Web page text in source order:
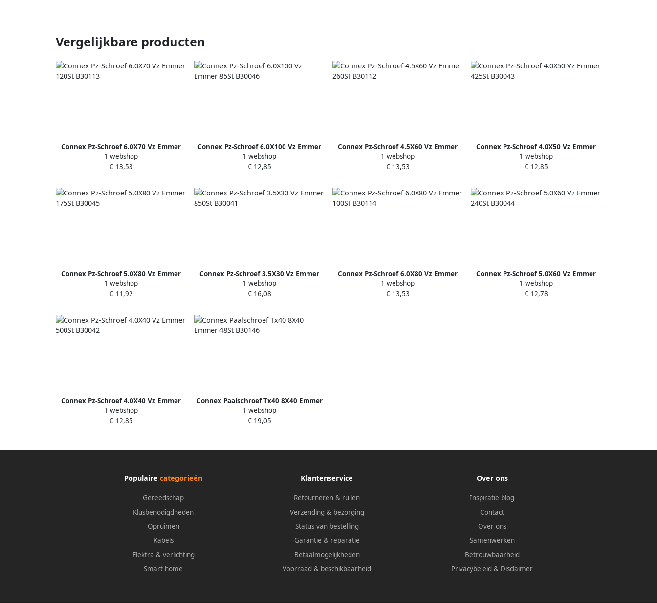
Vergelijkbare producten
Connex Pz-Schroef 6.0X70 Vz Emmer
120St B30113
1 webshop
€ 13,53
Connex Pz-Schroef 6.0X100 Vz Emmer
85St B30046
1 webshop
€ 12,85
Connex Pz-Schroef 4.5X60 Vz Emmer
260St B30112
1 webshop
€ 13,53
Connex Pz-Schroef 4.0X50 Vz Emmer
425St B30043
1 webshop
€ 12,85
Connex Pz-Schroef 5.0X80 Vz Emmer
175St B30045
1 webshop
€ 11,92
Connex Pz-Schroef 3.5X30 Vz Emmer
850St B30041
1 webshop
€ 16,08
Connex Pz-Schroef 6.0X80 Vz Emmer
100St B30114
1 webshop
€ 13,53
Connex Pz-Schroef 5.0X60 Vz Emmer
240St B30044
1 webshop
€ 12,78
Connex Pz-Schroef 4.0X40 Vz Emmer
500St B30042
1 webshop
€ 12,85
Connex Paalschroef Tx40 8X40 Emmer
48St B30146
1 webshop
€ 19,05
Populaire categorieën
Gereedschap
Klusbenodigdheden
Opruimen
Kabels
Elektra & verlichting
Smart home
Klantenservice
Retourneren & ruilen
Verzending & bezorging
Status van bestelling
Garantie & reparatie
Betaalmogelijkheden
Voorraad & beschikbaarheid
Over ons
Inspiratie blog
Contact
Over ons
Samenwerken
Betrouwbaarheid
Privacybeleid & Disclaimer